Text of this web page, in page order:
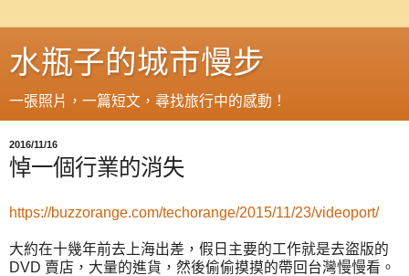
水瓶子的城市慢步
一張照片，一篇短文，尋找旅行中的感動！
2016/11/16
悼一個行業的消失
https://buzzorange.com/techorange/2015/11/23/videoport/
大約在十幾年前去上海出差，假日主要的工作就是去盜版的
DVD 賣店，大量的進貨，然後偷偷摸摸的帶回台灣慢慢看。